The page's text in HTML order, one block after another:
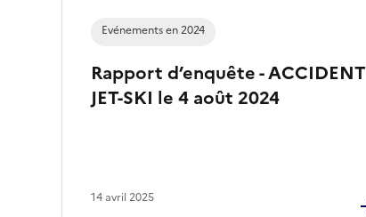
Rapport d’enquête - ACCIDENT
JET-SKI le 4 août 2024
Evénements en 2024
14 avril 2025